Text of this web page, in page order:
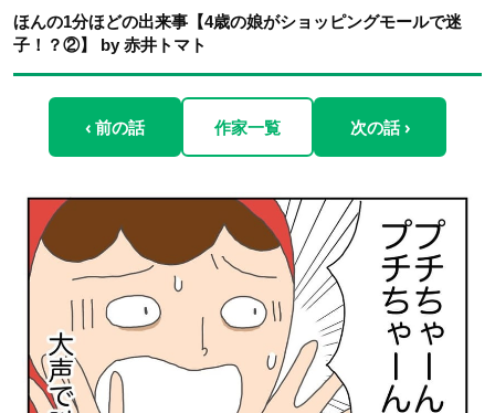
ほんの1分ほどの出来事【4歳の娘がショッピングモールで迷
子！？②】 by 赤井トマト
‹ 前の話 作家一覧 次の話 ›